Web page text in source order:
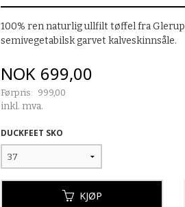
100% ren naturlig ullfilt tøffel fra
semivegetabilsk garvet kalveskinnsåle.
Tilbud
NOK 699,00
Førpris: 999,00
Rabatt
inkl. mva.
DUCKFEET SKO
KJØP